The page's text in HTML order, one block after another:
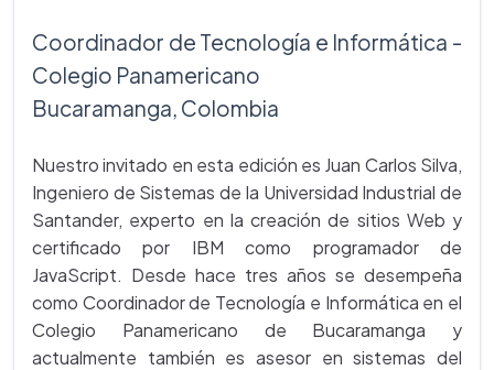
Coordinador de Tecnología e Informática -
Colegio Panamericano
Bucaramanga, Colombia
Nuestro invitado en esta edición es Juan Carlos Silva,
Ingeniero de Sistemas de la Universidad Industrial de
Santander, experto en la creación de sitios Web y
certificado por IBM como programador de
JavaScript. Desde hace tres años se desempeña
como Coordinador de Tecnología e Informática en el
Colegio Panamericano de Bucaramanga y
actualmente también es asesor en sistemas del